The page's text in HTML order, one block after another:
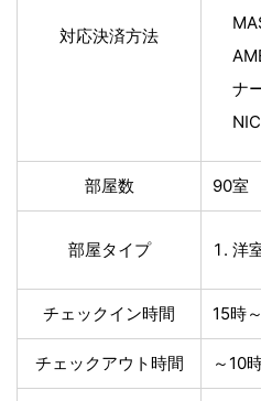
対応決済方法
ナ
部屋数 90室
部屋タイプ 洋
チェックイン時間 15時～
チェックアウト時間 ～10